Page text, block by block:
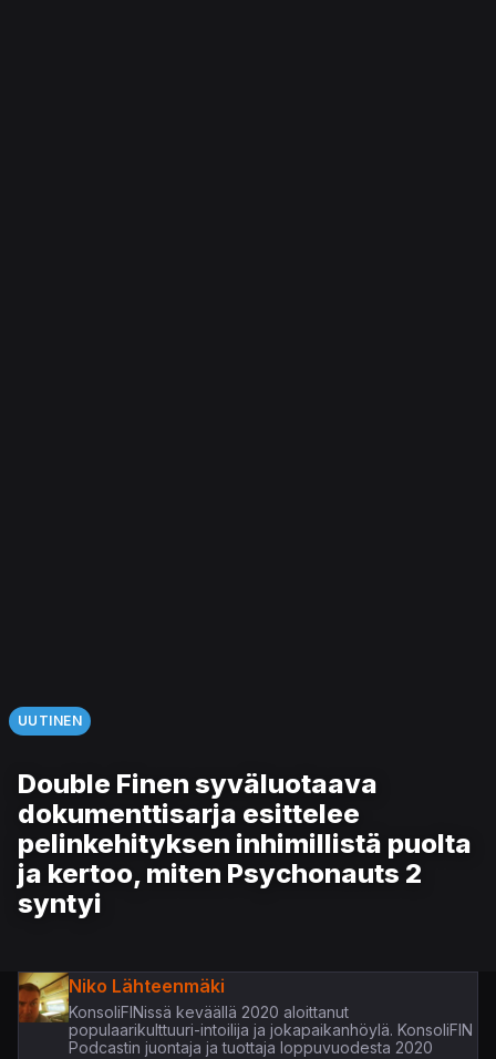
UUTINEN
Double Finen syväluotaava
dokumenttisarja esittelee
pelinkehityksen inhimillistä puolta
ja kertoo, miten Psychonauts 2
syntyi
Niko Lähteenmäki
KonsoliFINissä keväällä 2020 aloittanut
populaarikulttuuri-intoilija ja jokapaikanhöylä. KonsoliFIN
Podcastin juontaja ja tuottaja loppuvuodesta 2020